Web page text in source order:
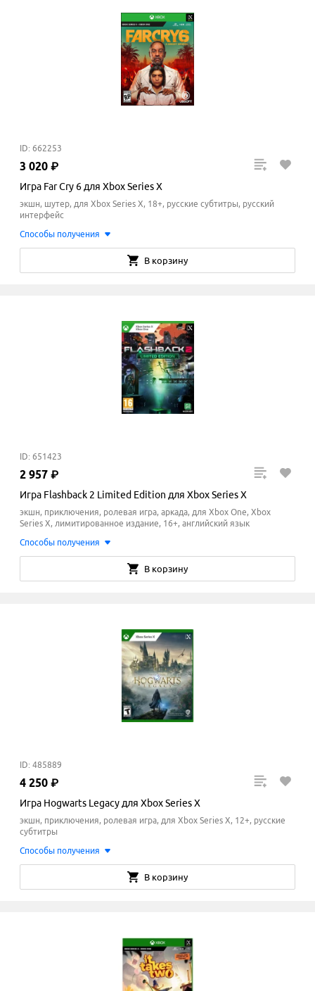
ID: 662253
3 020 ₽
Игра Far Cry 6 для Xbox Series X
экшн, шутер, для Xbox Series X, 18+, русские субтитры, русский
интерфейс
Способы получения
В корзину
ID: 651423
2 957 ₽
Игра Flashback 2 Limited Edition для Xbox Series X
экшн, приключения, ролевая игра, аркада, для Xbox One, Xbox
Series X, лимитированное издание, 16+, английский язык
Способы получения
В корзину
ID: 485889
4 250 ₽
Игра Hogwarts Legacy для Xbox Series X
экшн, приключения, ролевая игра, для Xbox Series X, 12+, русские
субтитры
Способы получения
В корзину